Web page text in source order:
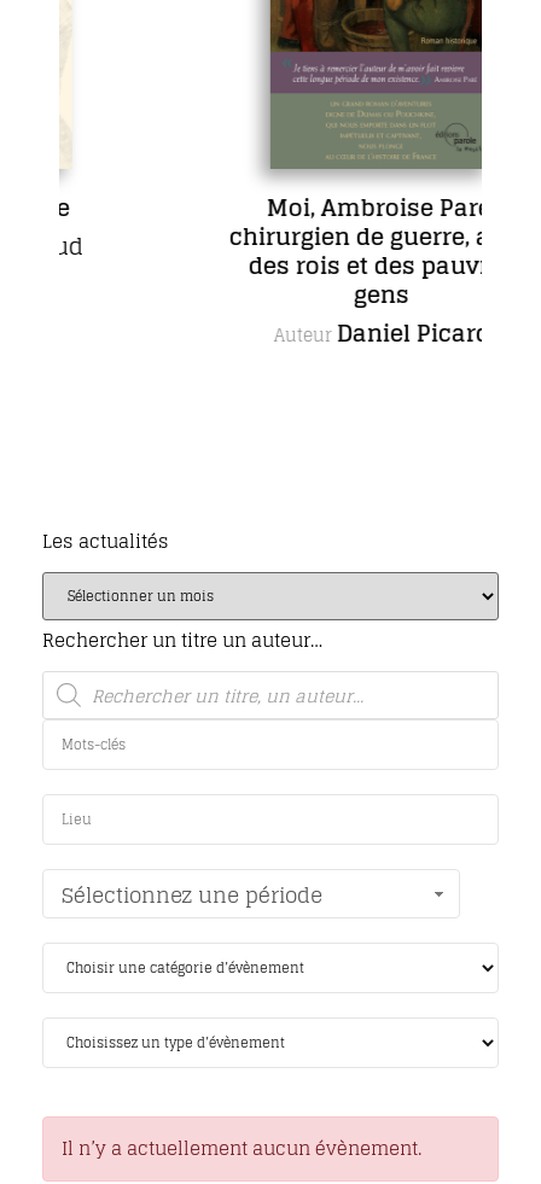
Moi, Ambroise Paré,
chirurgien de guerre, aimé
des rois et des pauvres
gens
AuteurDaniel Picard
Les actualités
Rechercher un titre un auteur…
Sélectionnez une période
Il n’y a actuellement aucun évènement.